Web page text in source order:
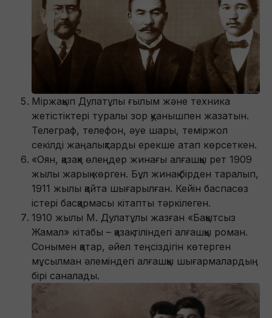
Міржақып Дулатұлы ғылым және техника
жетістіктері туралы зор қуанышпен жазатын.
Телеграф, телефон, әуе шары, теміржол
секілді жаңалықтарды ерекше атап көрсеткен.
«Оян, қазақ» өлеңдер жинағы алғашқы рет 1909
жылы жарық көрген. Бұл жинақ бірден таралып,
1911 жылы қайта шығарылған. Кейін баспасөз
істері басқармасы кітапты тәркілеген.
1910 жылы М. Дулатұлы жазған «Бақытсыз
Жамал» кітабы – қазақ тіліндегі алғашқы роман.
Сонымен қатар, әйел теңсіздігін көтерген
мұсылман әлеміндегі алғашқы шығармалардың
бірі саналады.